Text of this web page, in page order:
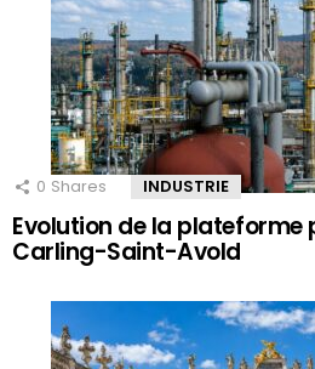
0 Shares INDUSTRIE
Evolution de la plateforme
Carling-Saint-Avold